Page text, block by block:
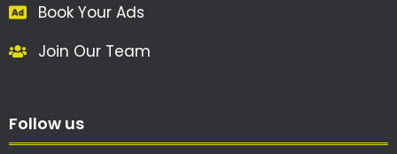
Book Your Ads
Join Our Team
Follow us